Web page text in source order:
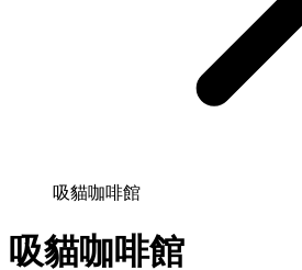
吸貓咖啡館
吸貓咖啡館